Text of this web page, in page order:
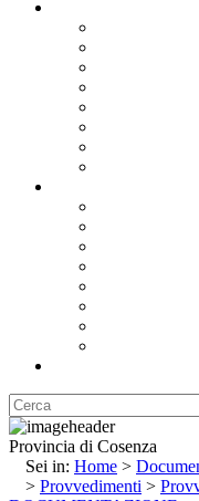
Provincia di Cosenza
Sei in: Home >
> Provvedimenti >